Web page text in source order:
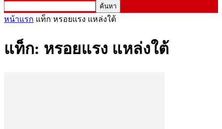
หน้าแรก แท็ก หรอยแรง แหล่งใต้
แท็ก: หรอยแรง แหล่งใต้